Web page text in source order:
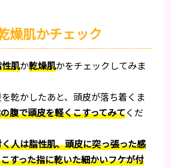
燥肌かチェック
肌か乾燥肌かをチェックしてみま
乾かしたあと、頭皮が落ち着くま
腹で頭皮を軽くこすってみてくだ
人は脂性肌、頭皮に突っ張った感
すった指に乾いた細かいフケが付